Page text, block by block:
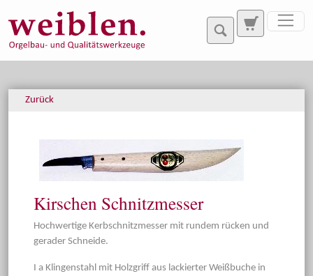
Zurück
Kirschen Schnitzmesser
Hochwertige Kerbschnitzmesser mit rundem rücken und
gerader Schneide.
I a Klingenstahl mit Holzgriff aus lackierter Weißbuche in